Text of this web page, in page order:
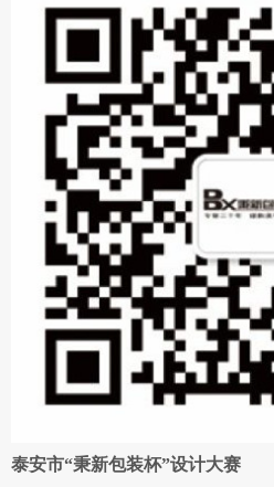
泰安市“秉新包装杯”设计大赛